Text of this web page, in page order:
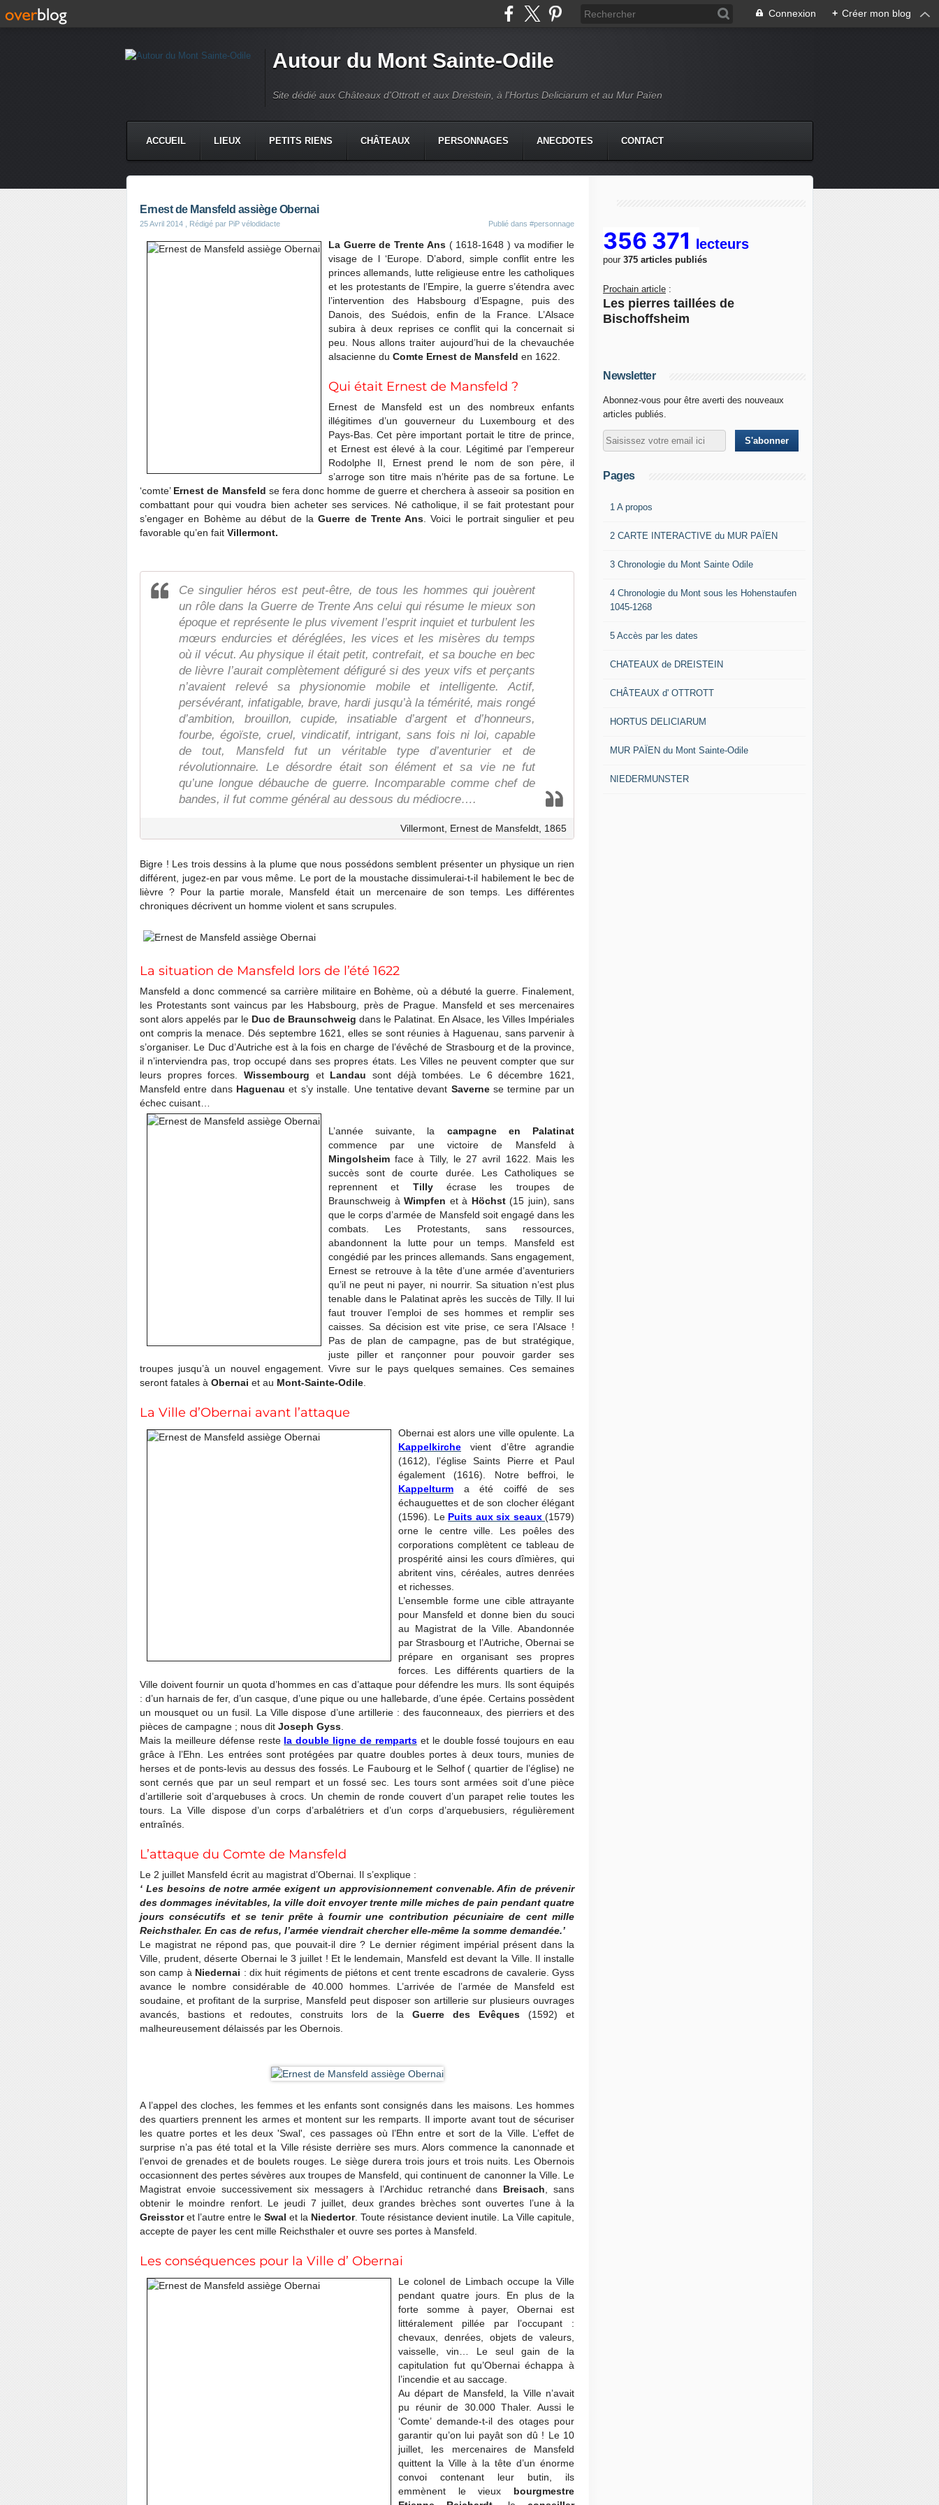
Connexion + Créer mon blog
Autour du Mont Sainte-Odile
Site dédié aux Châteaux d'Ottrott et aux Dreistein, à l'Hortus Deliciarum et au Mur Païen
ACCUEIL LIEUX PETITS RIENS CHÂTEAUX PERSONNAGES ANECDOTES CONTACT
Ernest de Mansfeld assiège Obernai
25 Avril 2014 , Rédigé par PiP vélodidacte Publié dans #personnage
La Guerre de Trente Ans( 1618-1648 ) va modifier le
visage de l ‘Europe. D’abord, simple conflit entre les
princes allemands, lutte religieuse entre les catholiques
et les protestants de l’Empire, la guerre s’étendra avec
l’intervention des Habsbourg d’Espagne, puis des
Danois, des Suédois, enfin de la France. L’Alsace
subira à deux reprises ce conflit qui la concernait si
peu. Nous allons traiter aujourd’hui de la chevauchée
alsacienne du Comte Ernest de Mansfeld en 1622.
Qui était Ernest de Mansfeld ?
Ernest de Mansfeld est un des nombreux enfants
illégitimes d’un gouverneur du Luxembourg et des
Pays-Bas. Cet père important portait le titre de prince,
et Ernest est élevé à la cour. Légitimé par l’empereur
Rodolphe II, Ernest prend le nom de son père, il
s’arroge son titre mais n’hérite pas de sa fortune. Le
‘comte’ Ernest de Mansfeld se fera donc homme de guerre et cherchera à asseoir sa position en
combattant pour qui voudra bien acheter ses services. Né catholique, il se fait protestant pour
s’engager en Bohème au début de laGuerre de Trente Ans . Voici le portrait singulier et peu
favorable qu’en fait Villermont.
Ce singulier héros est peut-être, de tous les hommes qui jouèrent
un rôle dans la Guerre de Trente Ans celui qui résume le mieux son
époque et représente le plus vivement l’esprit inquiet et turbulent les
mœurs endurcies et déréglées, les vices et les misères du temps
où il vécut. Au physique il était petit, contrefait, et sa bouche en bec
de lièvre l’aurait complètement défiguré si des yeux vifs et perçants
n’avaient relevé sa physionomie mobile et intelligente. Actif,
persévérant, infatigable, brave, hardi jusqu’à la témérité, mais rongé
d’ambition, brouillon, cupide, insatiable d’argent et d’honneurs,
fourbe, égoïste, cruel, vindicatif, intrigant, sans fois ni loi, capable
de tout, Mansfeld fut un véritable type d’aventurier et de
révolutionnaire. Le désordre était son élément et sa vie ne fut
qu’une longue débauche de guerre. Incomparable comme chef de
bandes, il fut comme général au dessous du médiocre….
Villermont, Ernest de Mansfeldt, 1865
Bigre ! Les trois dessins à la plume que nous possédons semblent présenter un physique un rien
différent, jugez-en par vous même. Le port de la moustache dissimulerai-t-il habilement le bec de
lièvre ? Pour la partie morale, Mansfeld était un mercenaire de son temps. Les différentes
chroniques décrivent un homme violent et sans scrupules.
La situation de Mansfeld lors de l’été 1622
Mansfeld a donc commencé sa carrière militaire en Bohème, où a débuté la guerre. Finalement,
les Protestants sont vaincus par les Habsbourg, près de Prague. Mansfeld et ses mercenaires
sont alors appelés par le Duc de Braunschweig dans le Palatinat. En Alsace, les Villes Impériales
ont compris la menace. Dés septembre 1621, elles se sont réunies à Haguenau, sans parvenir à
s’organiser. Le Duc d’Autriche est à la fois en charge de l’évêché de Strasbourg et de la province,
il n’interviendra pas, trop occupé dans ses propres états. Les Villes ne peuvent compter que sur
leurs propres forces. Wissembourg et Landausont déjà tombées. Le 6 décembre 1621,
Mansfeld entre dans Haguenau et s’y installe. Une tentative devant Savernese termine par un
échec cuisant…
L’année suivante, la campagne en Palatinat
commence par une victoire de Mansfeld à
Mingolsheim face à Tilly, le 27 avril 1622. Mais les
succès sont de courte durée. Les Catholiques se
reprennent et Tillyécrase les troupes de
Braunschweig à Wimpfen et à Höchst(15 juin), sans
que le corps d’armée de Mansfeld soit engagé dans les
combats. Les Protestants, sans ressources,
abandonnent la lutte pour un temps. Mansfeld est
congédié par les princes allemands. Sans engagement,
Ernest se retrouve à la tête d’une armée d’aventuriers
qu’il ne peut ni payer, ni nourrir. Sa situation n’est plus
tenable dans le Palatinat après les succès de Tilly. Il lui
faut trouver l’emploi de ses hommes et remplir ses
caisses. Sa décision est vite prise, ce sera l’Alsace !
Pas de plan de campagne, pas de but stratégique,
juste piller et rançonner pour pouvoir garder ses
troupes jusqu’à un nouvel engagement. Vivre sur le pays quelques semaines. Ces semaines
seront fatales à Obernai et au Mont-Sainte-Odile
La Ville d’Obernai avant l’attaque
Obernai est alors une ville opulente. La
Kappelkirche vient d’être agrandie
(1612), l’église Saints Pierre et Paul
également (1616). Notre beffroi, le
Kappelturm a été coiffé de ses
échauguettes et de son clocher élégant
(1596). Le Puits aux six seaux (1579)
orne le centre ville. Les poêles des
corporations complètent ce tableau de
prospérité ainsi les cours dîmières, qui
abritent vins, céréales, autres denrées
et richesses.
L’ensemble forme une cible attrayante
pour Mansfeld et donne bien du souci
au Magistrat de la Ville. Abandonnée
par Strasbourg et l’Autriche, Obernai se
prépare en organisant ses propres
forces. Les différents quartiers de la
Ville doivent fournir un quota d’hommes en cas d’attaque pour défendre les murs. Ils sont équipés
: d’un harnais de fer, d’un casque, d’une pique ou une hallebarde, d’une épée. Certains possèdent
un mousquet ou un fusil. La Ville dispose d’une artillerie : des fauconneaux, des pierriers et des
pièces de campagne ; nous dit Joseph Gyss
Mais la meilleure défense reste la double ligne de rempartset le double fossé toujours en eau
grâce à l’Ehn. Les entrées sont protégées par quatre doubles portes à deux tours, munies de
herses et de ponts-levis au dessus des fossés. Le Faubourg et le Selhof ( quartier de l’église) ne
sont cernés que par un seul rempart et un fossé sec. Les tours sont armées soit d’une pièce
d’artillerie soit d’arquebuses à crocs. Un chemin de ronde couvert d’un parapet relie toutes les
tours. La Ville dispose d’un corps d’arbalétriers et d’un corps d’arquebusiers, régulièrement
entraînés.
L’attaque du Comte de Mansfeld
Le 2 juillet Mansfeld écrit au magistrat d’Obernai. Il s’explique :
‘ Les besoins de notre armée exigent un approvisionnement convenable. Afin de prévenir
des dommages inévitables, la ville doit envoyer trente mille miches de pain pendant quatre
jours consécutifs et se tenir prête à fournir une contribution pécuniaire de cent mille
Reichsthaler. En cas de refus, l’armée viendrait chercher elle-même la somme demandée.’
Le magistrat ne répond pas, que pouvait-il dire ? Le dernier régiment impérial présent dans la
Ville, prudent, déserte Obernai le 3 juillet ! Et le lendemain, Mansfeld est devant la Ville. Il installe
son camp à Niedernai : dix huit régiments de piétons et cent trente escadrons de cavalerie. Gyss
avance le nombre considérable de 40.000 hommes. L’arrivée de l’armée de Mansfeld est
soudaine, et profitant de la surprise, Mansfeld peut disposer son artillerie sur plusieurs ouvrages
avancés, bastions et redoutes, construits lors de la Guerre des Evêques(1592) et
malheureusement délaissés par les Obernois.
A l’appel des cloches, les femmes et les enfants sont consignés dans les maisons. Les hommes
des quartiers prennent les armes et montent sur les remparts. Il importe avant tout de sécuriser
les quatre portes et les deux 'Swal', ces passages où l’Ehn entre et sort de la Ville. L’effet de
surprise n’a pas été total et la Ville résiste derrière ses murs. Alors commence la canonnade et
l’envoi de grenades et de boulets rouges. Le siège durera trois jours et trois nuits. Les Obernois
occasionnent des pertes sévères aux troupes de Mansfeld, qui continuent de canonner la Ville. Le
Magistrat envoie successivement six messagers à l’Archiduc retranché dans Breisach , sans
obtenir le moindre renfort. Le jeudi 7 juillet, deux grandes brèches sont ouvertes l’une à la
Greisstoret l’autre entre le Swal et la Niedertor. Toute résistance devient inutile. La Ville capitule,
accepte de payer les cent mille Reichsthaler et ouvre ses portes à Mansfeld.
Les conséquences pour la Ville d’ Obernai
Le colonel de Limbach occupe la Ville
pendant quatre jours. En plus de la
forte somme à payer, Obernai est
littéralement pillée par l’occupant :
chevaux, denrées, objets de valeurs,
vaisselle, vin… Le seul gain de la
capitulation fut qu’Obernai échappa à
l’incendie et au saccage.
Au départ de Mansfeld, la Ville n’avait
pu réunir de 30.000 Thaler. Aussi le
‘Comte’ demande-t-il des otages pour
garantir qu’on lui payât son dû ! Le 10
juillet, les mercenaires de Mansfeld
quittent la Ville à la tête d’un énorme
convoi contenant leur butin, ils
emmènent le vieux bourgmestre
356 371 lecteurs
pour 375 articles publiés
Prochain article :
Les pierres taillées de
Bischoffsheim
Newsletter
Abonnez-vous pour être averti des nouveaux
articles publiés.
Pages
1 A propos
2 CARTE INTERACTIVE du MUR PAÏEN
3 Chronologie du Mont Sainte Odile
4 Chronologie du Mont sous les Hohenstaufen
1045-1268
5 Accès par les dates
CHATEAUX de DREISTEIN
CHÂTEAUX d' OTTROTT
HORTUS DELICIARUM
MUR PAÏEN du Mont Sainte-Odile
NIEDERMUNSTER